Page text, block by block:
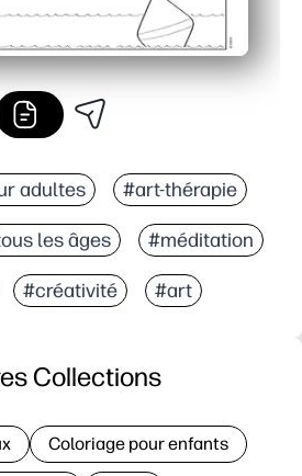
adultes #art-thérapie
les âges #méditation
#créativité #art
Collections
Coloriage pour enfants